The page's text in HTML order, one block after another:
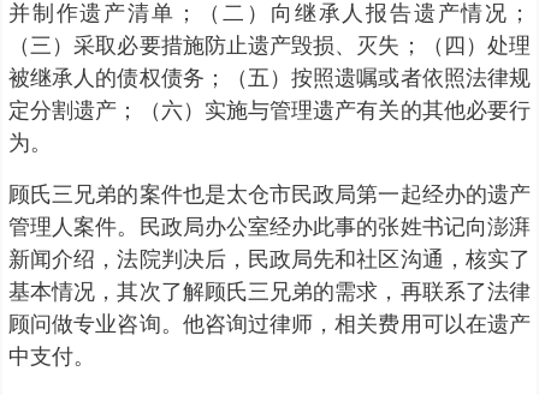
并制作遗产清单；（二）向继承人报告遗产情况；
（三）采取必要措施防止遗产毁损、灭失；（四）处理
被继承人的债权债务；（五）按照遗嘱或者依照法律规
定分割遗产；（六）实施与管理遗产有关的其他必要行
为。
顾氏三兄弟的案件也是太仓市民政局第一起经办的遗产
管理人案件。民政局办公室经办此事的张姓书记向澎湃
新闻介绍，法院判决后，民政局先和社区沟通，核实了
基本情况，其次了解顾氏三兄弟的需求，再联系了法律
顾问做专业咨询。他咨询过律师，相关费用可以在遗产
中支付。